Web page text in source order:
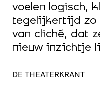
voelen logisch,
tegelijkertijd zo
van cliché, dat
nieuw inzichtje
DE THEATERKRANT